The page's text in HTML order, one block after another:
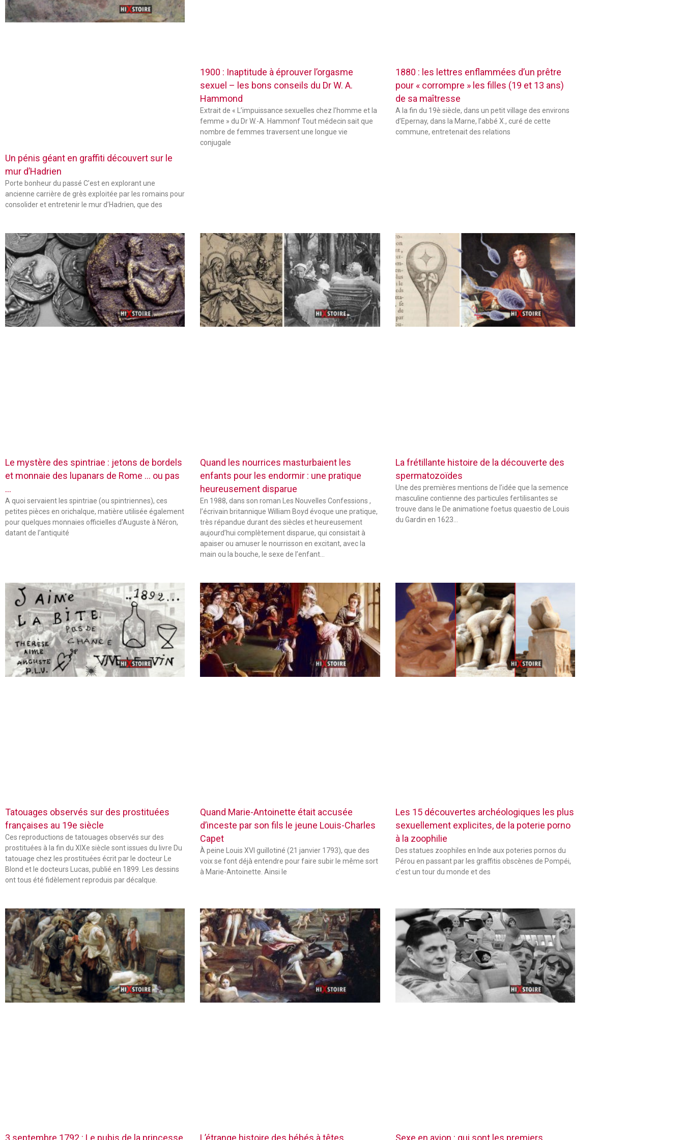
Un pénis géant en graffiti découvert sur le
mur d’Hadrien
Porte bonheur du passé C’est en explorant une
ancienne carrière de grès exploitée par les romains pour
consolider et entretenir le mur d’Hadrien, que des
1900 : Inaptitude à éprouver l’orgasme
sexuel – les bons conseils du Dr W. A.
Hammond
Extrait de « L’impuissance sexuelles chez l’homme et la
femme » du Dr W.-A. Hammonf Tout médecin sait que
nombre de femmes traversent une longue vie
conjugale
1880 : les lettres enflammées d’un prêtre
pour « corrompre » les filles (19 et 13 ans)
de sa maîtresse
A la fin du 19è siècle, dans un petit village des environs
d’Epernay, dans la Marne, l’abbé X., curé de cette
commune, entretenait des relations
Le mystère des spintriae : jetons de bordels
et monnaie des lupanars de Rome … ou pas
…
A quoi servaient les spintriae (ou spintriennes), ces
petites pièces en orichalque, matière utilisée également
pour quelques monnaies officielles d’Auguste à Néron,
datant de l’antiquité
Quand les nourrices masturbaient les
enfants pour les endormir : une pratique
heureusement disparue
En 1988, dans son roman Les Nouvelles Confessions ,
l’écrivain britannique William Boyd évoque une pratique,
très répandue durant des siècles et heureusement
aujourd’hui complètement disparue, qui consistait à
apaiser ou amuser le nourrisson en excitant, avec la
main ou la bouche, le sexe de l’enfant…
La frétillante histoire de la découverte des
spermatozoïdes
Une des premières mentions de l’idée que la semence
masculine contienne des particules fertilisantes se
trouve dans le De animatione foetus quaestio de Louis
du Gardin en 1623…
Tatouages observés sur des prostituées
françaises au 19e siècle
Ces reproductions de tatouages observés sur des
prostituées à la fin du XIXe siècle sont issues du livre Du
tatouage chez les prostituées écrit par le docteur Le
Blond et le docteurs Lucas, publié en 1899. Les dessins
ont tous été fidèlement reproduis par décalque.
Quand Marie-Antoinette était accusée
d’inceste par son fils le jeune Louis-Charles
Capet
À peine Louis XVI guillotiné (21 janvier 1793), que des
voix se font déjà entendre pour faire subir le même sort
à Marie-Antoinette. Ainsi le
Les 15 découvertes archéologiques les plus
sexuellement explicites, de la poterie porno
à la zoophilie
Des statues zoophiles en Inde aux poteries pornos du
Pérou en passant par les graffitis obscènes de Pompéi,
c’est un tour du monde et des
3 septembre 1792 : Le pubis de la princesse L’étrange histoire des bébés à têtes Sexe en avion : qui sont les premiers